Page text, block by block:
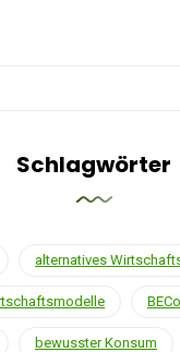
Schlagwörter
alternatives
bewusster Konsum